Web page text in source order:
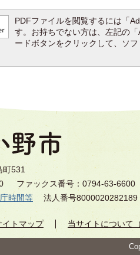
PDFファイルを閲覧するには「
す。お持ちでない方は、左記の
ードボタンをクリックして、ソ
531
ファックス番号：0794-63-6600
時間等
法人番号8000020282189
イトマップ 当サイトについて